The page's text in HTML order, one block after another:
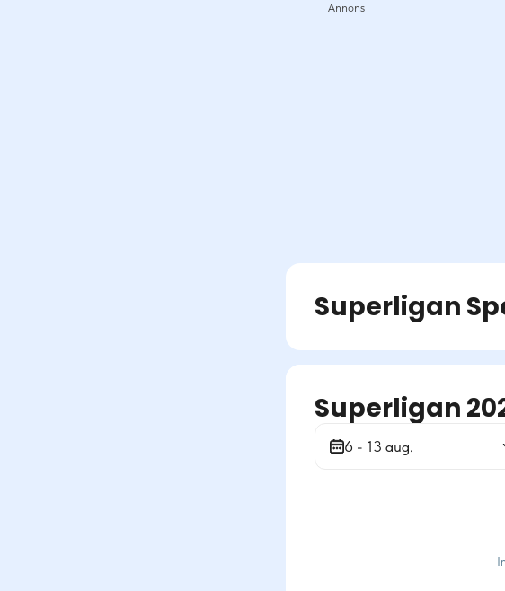
Superligan
Superligan
6 - 13 aug.